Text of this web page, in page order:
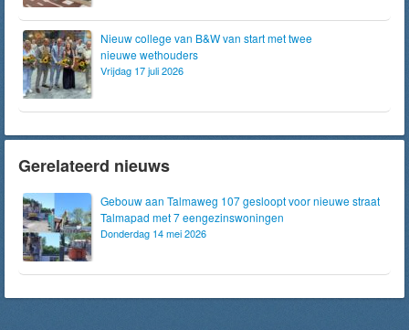
Nieuw college van B&W van start met twee
nieuwe wethouders
Vrijdag 17 juli 2026
Gerelateerd nieuws
Gebouw aan Talmaweg 107 gesloopt voor nieuwe straat
Talmapad met 7 eengezinswoningen
Donderdag 14 mei 2026